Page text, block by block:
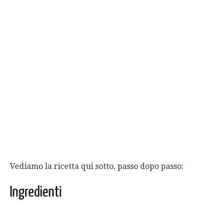
Vediamo la ricetta qui sotto, passo dopo passo:
Ingredienti